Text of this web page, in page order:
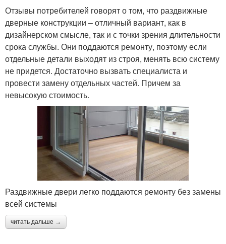
Отзывы потребителей говорят о том, что раздвижные
дверные конструкции – отличный вариант, как в
дизайнерском смысле, так и с точки зрения длительности
срока службы. Они поддаются ремонту, поэтому если
отдельные детали выходят из строя, менять всю систему
не придется. Достаточно вызвать специалиста и
провести замену отдельных частей. Причем за
невысокую стоимость.
Раздвижные двери легко поддаются ремонту без замены
всей системы
читать дальше →